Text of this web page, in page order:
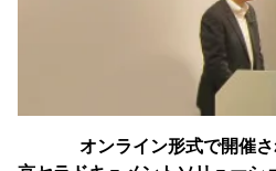
オンライン形式で開催さ